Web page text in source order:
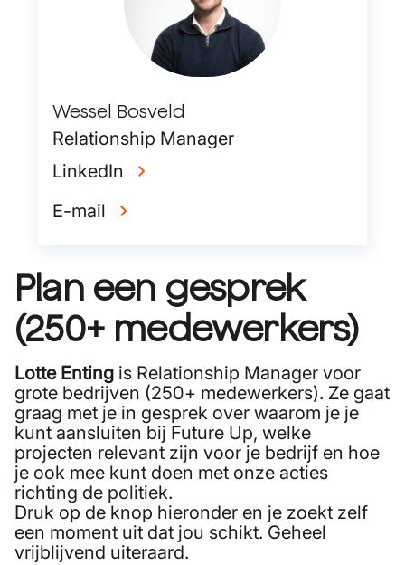
Wessel Bosveld
Relationship Manager
LinkedIn
E-mail
Plan een gesprek
(250+ medewerkers)
Lotte Enting is Relationship Manager voor
grote bedrijven (250+ medewerkers). Ze gaat
graag met je in gesprek over waarom je je
kunt aansluiten bij Future Up, welke
projecten relevant zijn voor je bedrijf en hoe
je ook mee kunt doen met onze acties
richting de politiek.
Druk op de knop hieronder en je zoekt zelf
een moment uit dat jou schikt. Geheel
vrijblijvend uiteraard.